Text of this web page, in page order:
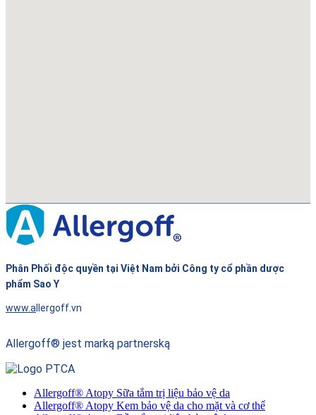
Phân Phối độc quyền tại Việt Nam bởi Công ty cổ phần dược
phẩm Sao Y
www.a llergoff.vn
Allergoff® jest marką partnerską
Allergoff® Atopy Sữa tắm trị liệu bảo vệ da
Allergoff® Atopy Kem bảo vệ da cho mặt và cơ thể